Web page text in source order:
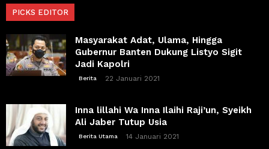
PICKS EDITOR
Masyarakat Adat, Ulama, Hingga
Gubernur Banten Dukung Listyo Sigit
Jadi Kapolri
Berita 22 Januari 2021
Inna lillahi Wa Inna Ilaihi Raji’un, Syeikh
Ali Jaber Tutup Usia
Berita Utama 14 Januari 2021